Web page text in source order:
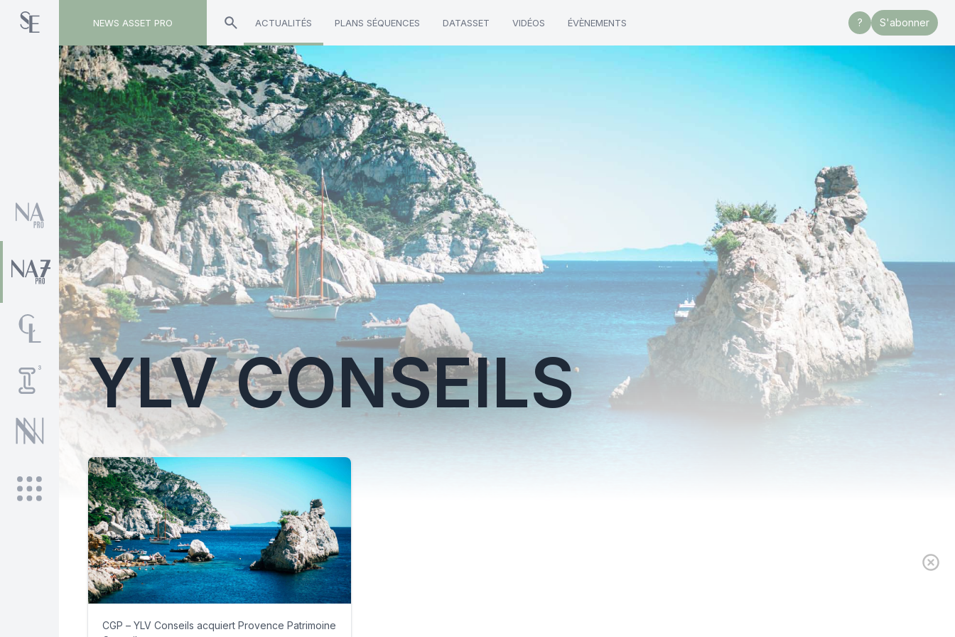
NEWS ASSET PRO ACTUALITÉS PLANS SÉQUENCES DATASSET VIDÉOS ÉVÈNEMENTS ? S'abonner
Toute l'actualité sur le tag "YLV Conseils"
YLV CONSEILS
CGP – YLV Conseils acquiert Provence Patrimoine